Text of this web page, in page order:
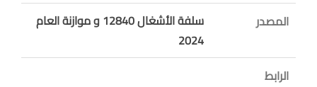
المصدر
سلفة الأشغال 12840 و موازنة العام
2024
الرابط